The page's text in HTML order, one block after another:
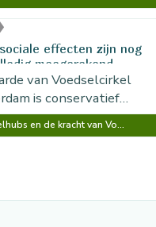
privacy en
zijn daarmee
van deeffecten zijn nog
meegerekend
van Voedselcirkel
is conservatief
vertrouwen,
stressreductie en
Voedselhubs en de kracht van Voedselcirkel Amsterdam